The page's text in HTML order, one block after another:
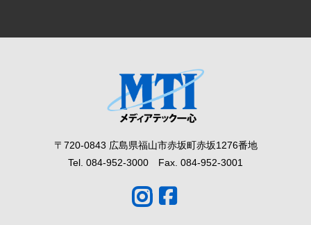
〒720-0843 広島県福山市赤坂町赤坂1276番地
Tel. 084-952-3000 Fax. 084-952-3001